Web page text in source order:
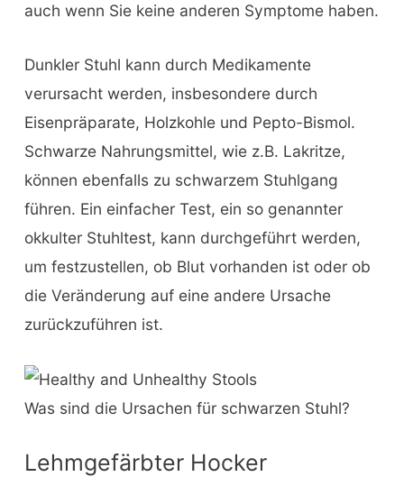
auch wenn Sie keine anderen Symptome haben.
Dunkler Stuhl kann durch Medikamente
verursacht werden, insbesondere durch
Eisenpräparate, Holzkohle und Pepto-Bismol.
Schwarze Nahrungsmittel, wie z.B. Lakritze,
können ebenfalls zu schwarzem Stuhlgang
führen. Ein einfacher Test, ein so genannter
okkulter Stuhltest, kann durchgeführt werden,
um festzustellen, ob Blut vorhanden ist oder ob
die Veränderung auf eine andere Ursache
zurückzuführen ist.
Was sind die Ursachen für schwarzen Stuhl?
Lehmgefärbter Hocker